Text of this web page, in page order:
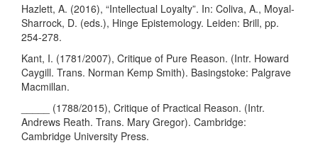
Hazlett, A. (2016), “Intellectual Loyalty”. In: Coliva, A., Moyal-
Sharrock, D. (eds.), Hinge Epistemology. Leiden: Brill, pp.
254-278.
Kant, I. (1781/2007), Critique of Pure Reason. (Intr. Howard
Caygill. Trans. Norman Kemp Smith). Basingstoke: Palgrave
Macmillan.
_____ (1788/2015), Critique of Practical Reason. (Intr.
Andrews Reath. Trans. Mary Gregor). Cambridge:
Cambridge University Press.